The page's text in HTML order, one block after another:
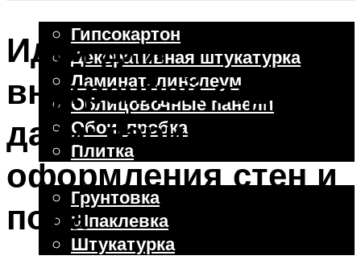
Гипсокартон
Декоративная штукатурка
Ламинат, линолеум
Облицовочные панели
Обои, пробка
Плитка
Отделочные работы
Грунтовка
Шпаклевка
Штукатурка
Идеи для
внутренней отделки
дачи: варианты
оформления стен и
пола